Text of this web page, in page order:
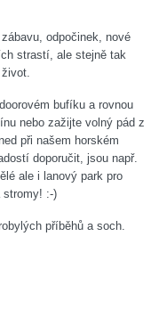
odpočinek, nové
strastí, ale stejně tak
bufíku a rovnou
nebo zažijte volný pád z
při našem horském
doporučit, jsou např.
ale i lanový park pro
stromy! :-)
příběhů a soch.